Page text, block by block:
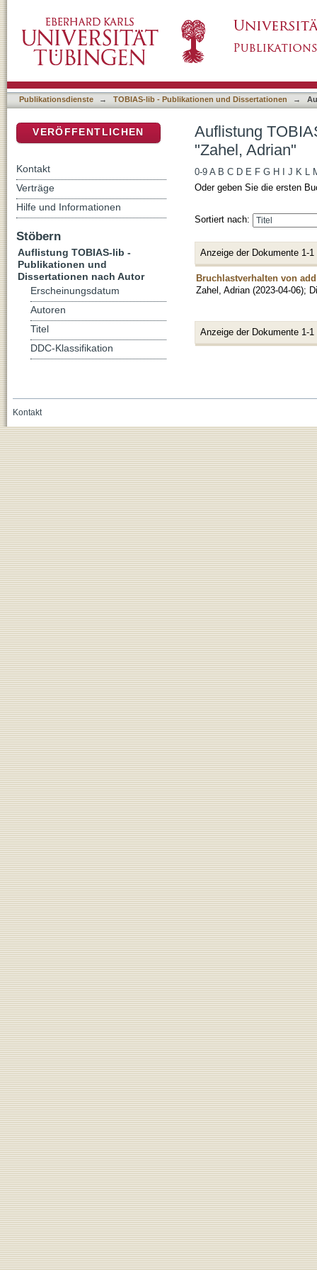
Publikationsdienste → TOBIAS-lib - Publikationen und Dissertationen →
Auflistung
"Zahel, Adrian"
0-9 A B C D E F G H J K L
Oder geben Sie die ersten
Sortiert nach:
Anzeige der Dokumente 1-1
Bruchlastverhalten von
Zahel, Adrian (2023-04-06);
Anzeige der Dokumente 1-1
VERÖFFENTLICHEN
Kontakt
Verträge
Hilfe und Informationen
Stöbern
Auflistung TOBIAS-lib -
Publikationen und
Dissertationen nach Autor
Erscheinungsdatum
Autoren
Titel
DDC-Klassifikation
Kontakt